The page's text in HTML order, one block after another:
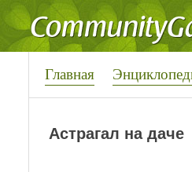
Главная
Астрагал на даче